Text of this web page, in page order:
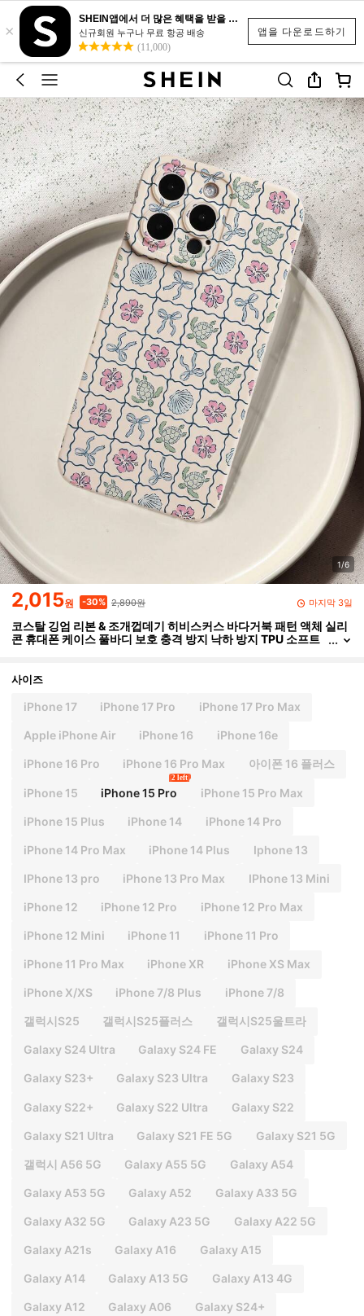
앱을 다운로드하기
×
SHEIN앱에서 더 많은 혜택을 받을 수 있어요.
신규회원 누구나 무료 항공 배송
(11,000)
1/6
2,015원 -30% 2,890원 마지막 3일
코스탈 깅엄 리본 & 조개껍데기 히비스커스 바다거북 패턴 액체 실리
콘 휴대폰 케이스 풀바디 보호 충격 방지 낙하 방지 TPU 소프트
사이즈
iPhone 17 iPhone 17 Pro iPhone 17 Pro Max
Apple iPhone Air iPhone 16 iPhone 16e
iPhone 16 Pro iPhone 16 Pro Max 아이폰 16 플러스
iPhone 15 iPhone 15 Pro
2 left
iPhone 15 Pro Max
iPhone 15 Plus iPhone 14 iPhone 14 Pro
iPhone 14 Pro Max iPhone 14 Plus Iphone 13
IPhone 13 pro iPhone 13 Pro Max IPhone 13 Mini
iPhone 12 iPhone 12 Pro iPhone 12 Pro Max
iPhone 12 Mini iPhone 11 iPhone 11 Pro
iPhone 11 Pro Max iPhone XR iPhone XS Max
iPhone X/XS iPhone 7/8 Plus iPhone 7/8
갤럭시S25 갤럭시S25플러스 갤럭시S25울트라
Galaxy S24 Ultra Galaxy S24 FE Galaxy S24
Galaxy S23+ Galaxy S23 Ultra Galaxy S23
Galaxy S22+ Galaxy S22 Ultra Galaxy S22
Galaxy S21 Ultra Galaxy S21 FE 5G Galaxy S21 5G
갤럭시 A56 5G Galaxy A55 5G Galaxy A54
Galaxy A53 5G Galaxy A52 Galaxy A33 5G
Galaxy A32 5G Galaxy A23 5G Galaxy A22 5G
Galaxy A21s Galaxy A16 Galaxy A15
Galaxy A14 Galaxy A13 5G Galaxy A13 4G
Galaxy A12 Galaxy A06 Galaxy S24+